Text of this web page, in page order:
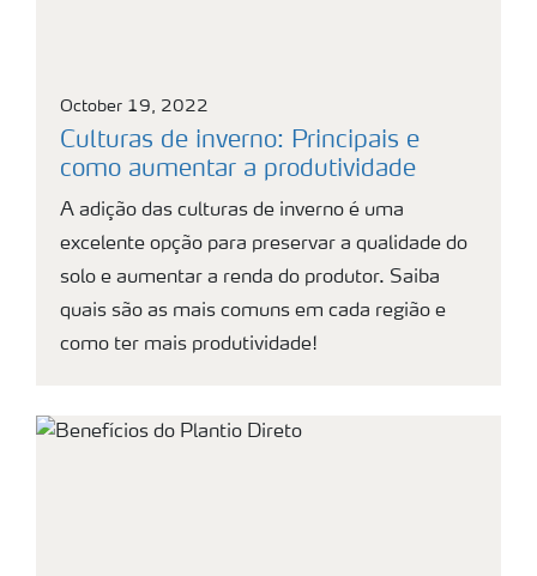
October 19, 2022
Culturas de inverno: Principais e
como aumentar a produtividade
A adição das culturas de inverno é uma
excelente opção para preservar a qualidade do
solo e aumentar a renda do produtor. Saiba
quais são as mais comuns em cada região e
como ter mais produtividade!